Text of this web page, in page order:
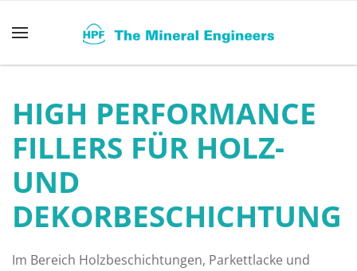
Zum Hauptinhalt springen
HIGH PERFORMANCE
FILLERS FÜR HOLZ-
UND
DEKORBESCHICHTUNG
Im Bereich Holzbeschichtungen, Parkettlacke und